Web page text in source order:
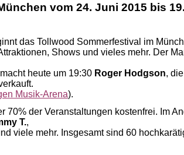
vom 24. Juni 2015 bis
das Tollwood Sommerfestival im
Shows und vieles mehr. Der
heute um 19:30 Roger Hodgson,
Musik-Arena).
70% der Veranstaltungen kostenfrei. Im
T.,
viele mehr. Insgesamt sind 60